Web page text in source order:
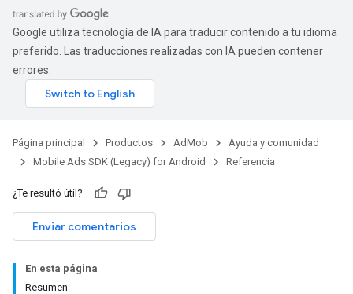
Google utiliza tecnología de IA para traducir contenido a tu idioma
preferido. Las traducciones realizadas con IA pueden contener
errores.
Página principal Productos AdMob
Ayuda y comunidad
Mobile Ads SDK (Legacy) for Android
Referencia
¿Te resultó útil?
Enviar comentarios
En esta página
Resumen